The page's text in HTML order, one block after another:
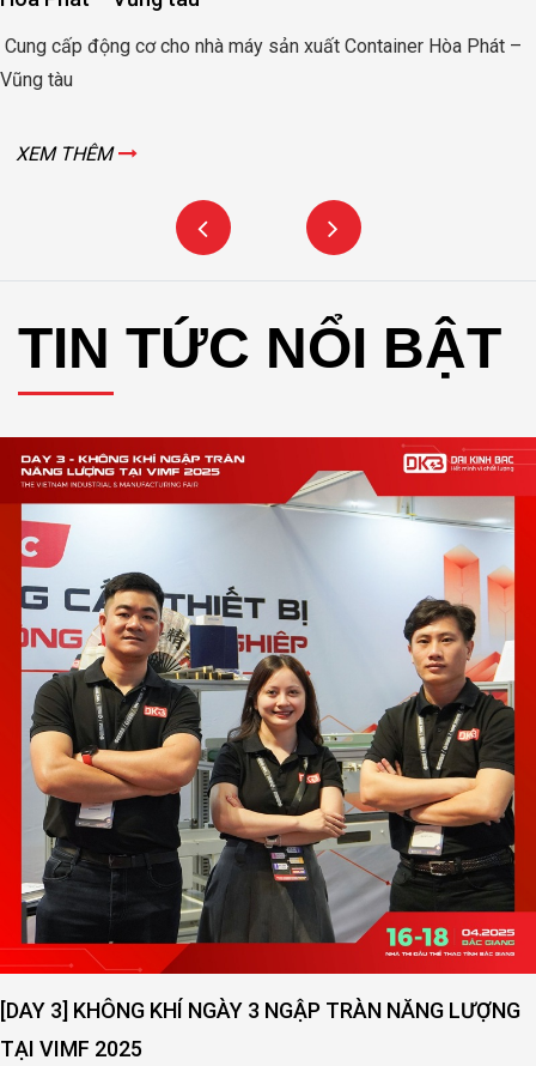
Container Hòa Phát – Động cơ nâng hạ cửa đập thủy
TIN TỨC NỔI BẬT
3 NGẬP TRÀN NĂNG LƯỢNG
[DAY 2] SỨC NÓNG